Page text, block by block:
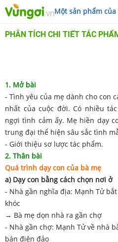
Một sản phẩm
PHÂN TÍCH CHI TIẾT TÁC
1. Mở bài
- Tình yêu của mẹ dành cho con
nhất của cuộc đời. Có nhiều
ngợi tình cảm ấy. Mẹ hiền dạy
trung đại thể hiện sâu sắc tình
- Giới thiệu sơ lược tác phẩm.
2. Thân bài
Quá trình dạy con của bà mẹ
a) Dạy con bằng cách chọn nơi ở
- Nhà gần nghĩa địa: Mạnh Tử
khóc
→ Bà mẹ dọn nhà ra gần chợ
- Nhà gần chợ: Mạnh Tử về nhà
bán điên đảo